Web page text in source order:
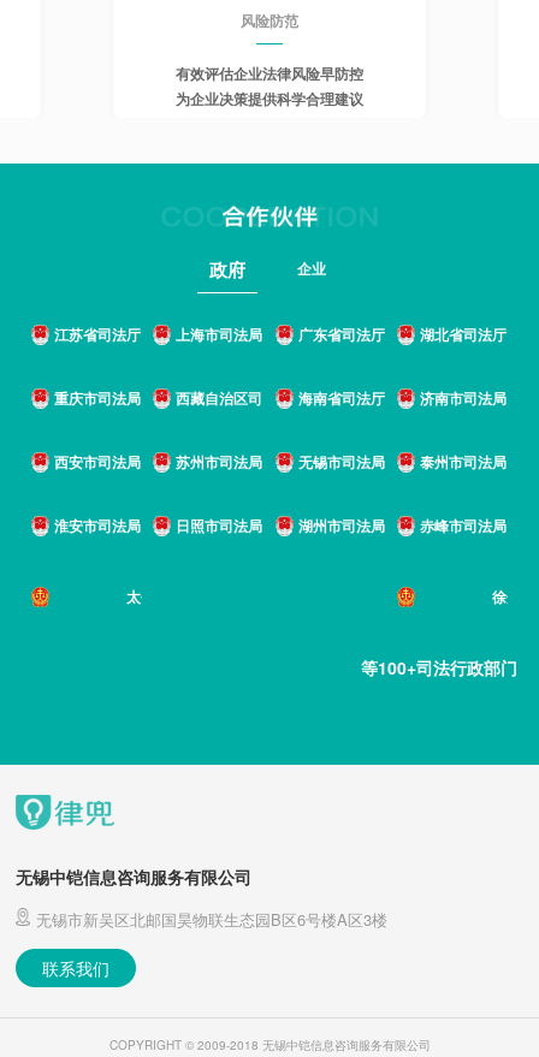
风险防范
有效评估企业法律风险早防控
为企业决策提供科学合理建议
政府 企业
江苏省司法厅 上海市司法局 广东省司法厅 湖北省司法厅
重庆市司法局 西藏自治区司 海南省司法厅 济南市司法局
西安市司法局 苏州市司法局 无锡市司法局 泰州市司法局
淮安市司法局 日照市司法局 湖州市司法局 赤峰市司法局
太仓市人民法院 徐州市
等100+司法行政部门
无锡中铠信息咨询服务有限公司
无锡市新吴区北邮国昊物联生态园B区6号楼A区3楼
联系我们
COPYRIGHT © 2009-2018 无锡中铠信息咨询服务有限公司